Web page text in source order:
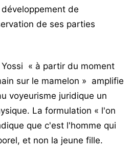
de
de ses parties
« à partir du moment
sur le mamelon » amplifie
voyeurisme juridique un
La formulation « l'on
que c'est l'homme qui
et non la jeune fille.